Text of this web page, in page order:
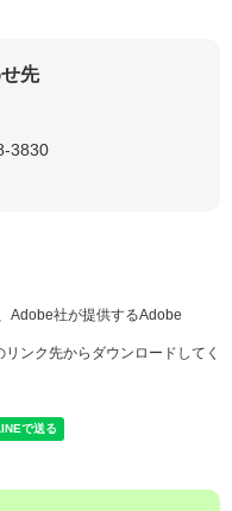
先
3830
Adobe社が提供するAdobe
ンク先からダウンロードしてく